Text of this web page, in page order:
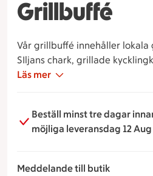
Grillbuffé
Vår grillbuffé innehåller
SIljans chark, grillade
kamben, till det en god
Läs mer
Beställ minst tre dagar
möjliga leveransdag 12 Aug
Meddelande till butik